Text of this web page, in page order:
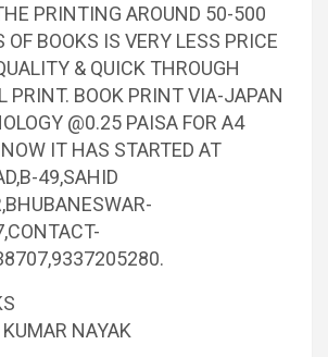
PRINTING AROUND 50-500
OF BOOKS IS VERY LESS PRICE
& QUICK THROUGH
PRINT. BOOK PRINT VIA-JAPAN
@0.25 PAISA FOR A4
IT HAS STARTED AT
49,SAHID
NAYAK